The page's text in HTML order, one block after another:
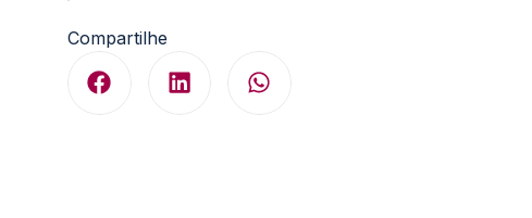
Compartilhe